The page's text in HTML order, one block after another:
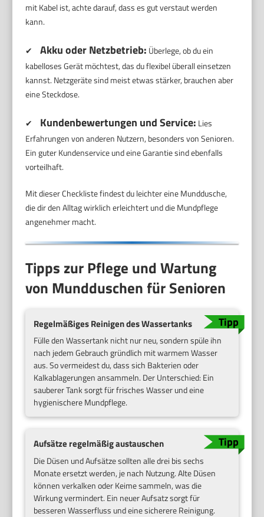
mit Kabel ist, achte darauf, dass es gut verstaut werden
kann.
✔ Akku oder Netzbetrieb: Überlege, ob du ein
kabelloses Gerät möchtest, das du flexibel überall einsetzen
kannst. Netzgeräte sind meist etwas stärker, brauchen aber
eine Steckdose.
✔ Kundenbewertungen und Service: Lies
Erfahrungen von anderen Nutzern, besonders von Senioren.
Ein guter Kundenservice und eine Garantie sind ebenfalls
vorteilhaft.
Mit dieser Checkliste findest du leichter eine Munddusche,
die dir den Alltag wirklich erleichtert und die Mundpflege
angenehmer macht.
Tipps zur Pflege und Wartung
von Mundduschen für Senioren
Regelmäßiges Reinigen des Wassertanks
Fülle den Wassertank nicht nur neu, sondern spüle ihn
nach jedem Gebrauch gründlich mit warmem Wasser
aus. So vermeidest du, dass sich Bakterien oder
Kalkablagerungen ansammeln. Der Unterschied: Ein
sauberer Tank sorgt für frisches Wasser und eine
hygienischere Mundpflege.
Aufsätze regelmäßig austauschen
Die Düsen und Aufsätze sollten alle drei bis sechs
Monate ersetzt werden, je nach Nutzung. Alte Düsen
können verkalken oder Keime sammeln, was die
Wirkung vermindert. Ein neuer Aufsatz sorgt für
besseren Wasserfluss und eine sicherere Reinigung.